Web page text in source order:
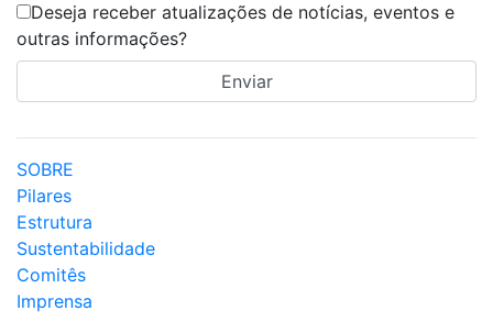
Deseja receber atualizações de notícias, eventos e
outras informações?
SOBRE
Pilares
Estrutura
Sustentabilidade
Comitês
Imprensa